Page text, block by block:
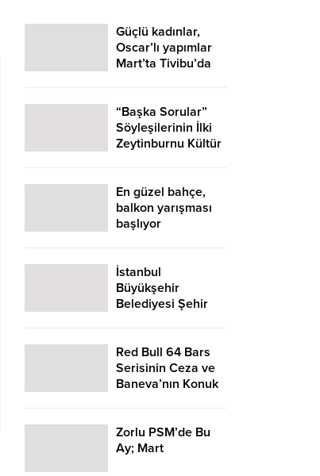
Güçlü kadınlar,
Oscar’lı yapımlar
Mart’ta Tivibu’da
“Başka Sorular”
Söyleşilerinin İlki
Zeytinburnu Kültür
En güzel bahçe,
balkon yarışması
başlıyor
İstanbul
Büyükşehir
Belediyesi Şehir
haftasında 9
oyunla seyirci
karşısına çıkıyor.
Red Bull 64 Bars
Serisinin Ceza ve
Baneva’nın Konuk
TV’de Yayında
Zorlu PSM’de Bu
Ay; Mart